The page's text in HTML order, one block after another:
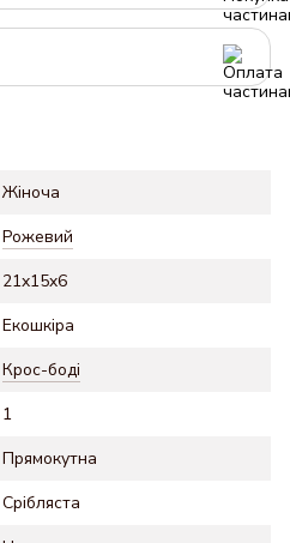
Жіноча
Рожевий
21x15x6
Екошкіра
Крос-боді
1
Прямокутна
Срібляста